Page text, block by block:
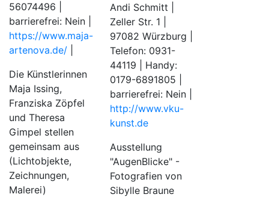
56074496 |
barrierefrei: Nein |
https://www.maja-
artenova.de/
Die Künstlerinnen
Maja Issing,
Franziska Zöpfel
und Theresa
Gimpel stellen
gemeinsam aus
(Lichtobjekte,
Zeichnungen,
Malerei)
Andi Schmitt |
Zeller Str. 1 |
97082 Würzburg |
Telefon: 0931-
44119 | Handy:
0179-6891805 |
barrierefrei: Nein |
http://www.vku-
kunst.de
Ausstellung
"AugenBlicke" -
Fotografien von
Sibylle Braune